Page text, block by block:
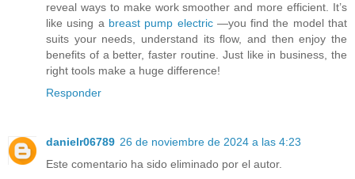
reveal ways to make work smoother and more efficient. It’s
like using a breast pump electric —you find the model that
suits your needs, understand its flow, and then enjoy the
benefits of a better, faster routine. Just like in business, the
right tools make a huge difference!
Responder
danielr06789 26 de noviembre de 2024 a las 4:23
Este comentario ha sido eliminado por el autor.